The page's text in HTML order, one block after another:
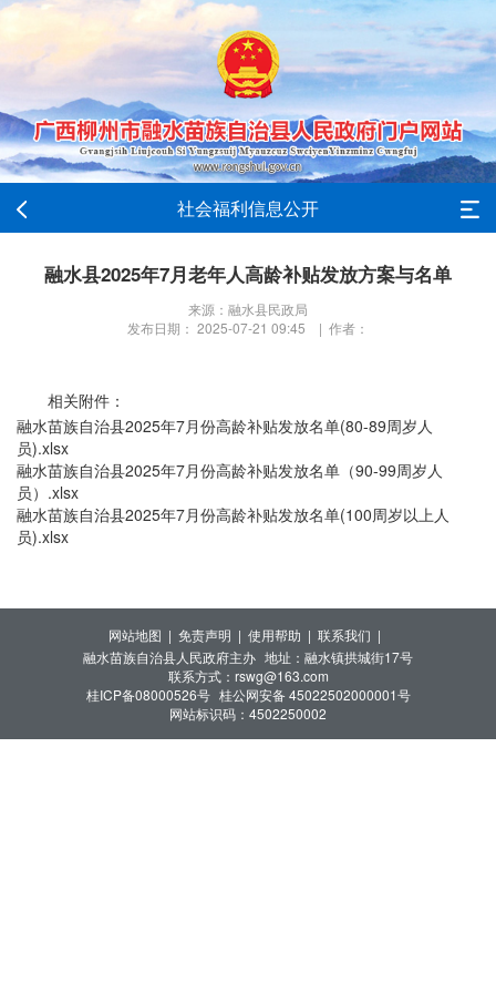
社会福利信息公开
融水县2025年7月老年人高龄补贴发放方案与名单
来源：融水县民政局
发布日期： 2025-07-21 09:45 | 作者：
相关附件：
融水苗族自治县2025年7月份高龄补贴发放名单(80-89周岁人
员).xlsx
融水苗族自治县2025年7月份高龄补贴发放名单（90-99周岁人
员）.xlsx
融水苗族自治县2025年7月份高龄补贴发放名单(100周岁以上人
员).xlsx
网站地图 | 免责声明 | 使用帮助 | 联系我们 |
融水苗族自治县人民政府主办 地址：融水镇拱城街17号
联系方式：rswg@163.com
桂ICP备08000526号 桂公网安备 45022502000001号
网站标识码：4502250002